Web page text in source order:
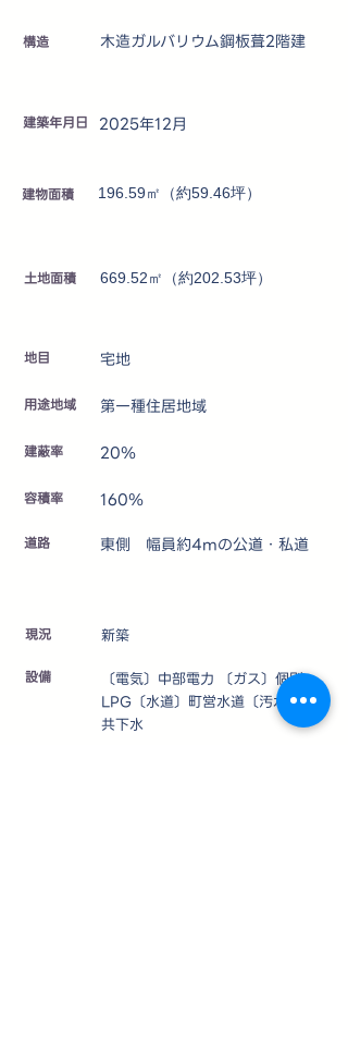
​構造 木造ガルバリウム鋼板葺2階建
建築年月日 2025年12月
建物面積 196.59㎡（約59.46坪）
土地面積 669.52㎡（約202.53坪）
地目 宅地
用途地域 第一種住居地域
建蔽率 20％
容積率 160％
道路 東側 幅員約4mの公道・私道
​現況 新築
設備
〔電気〕中部電力 〔ガス〕個別
LPG〔水道〕町営水道〔汚水等〕公
共下水